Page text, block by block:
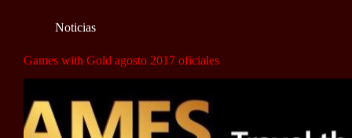
Noticias
Games with Gold agosto 2017 oficiales